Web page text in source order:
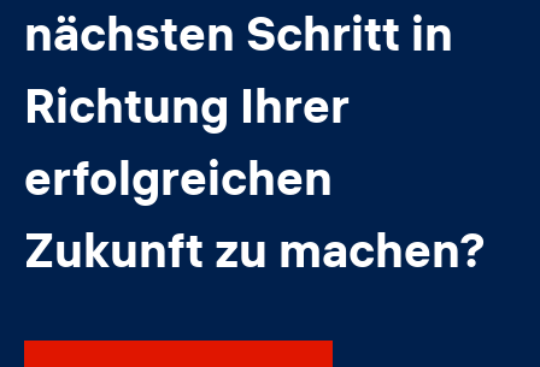
nächsten Schritt in
Richtung Ihrer
erfolgreichen
Zukunft zu machen?